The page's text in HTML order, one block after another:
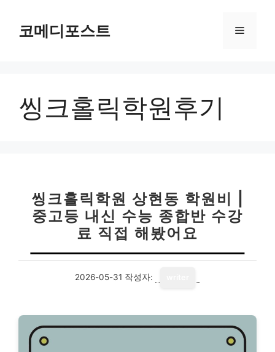
코메디포스트 메
씽크홀릭학원후기
씽크홀릭학원 상현동 학원비 |
중고등 내신 수능 종합반 수강
료 직접 해봤어요
2026-05-31 작성자: